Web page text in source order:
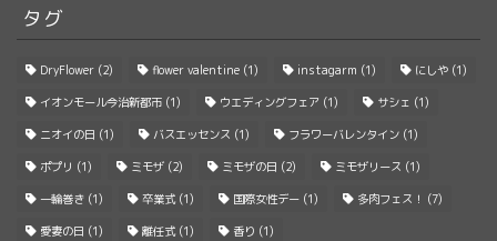
タグ
DryFlower (2) flower valentine (1) instagarm (1) にしや (1)
イオンモール今治新都市 (1) ウエディングフェア (1) サシェ (1)
ニオイの日 (1) バスエッセンス (1) フラワーバレンタイン (1)
ポプリ (1) ミモザ (2) ミモザの日 (2) ミモザリース (1)
一輪巻き (1) 卒業式(1) 国際女性デー (1) 多肉フェス！ (7)
愛妻の日 (1) 離任式(1) 香り (1)